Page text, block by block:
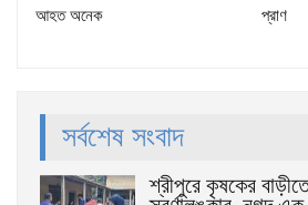
আহত অনেক
প্রাণ
সর্বশেষ সংবাদ
শ্রীপুরে কৃষকের